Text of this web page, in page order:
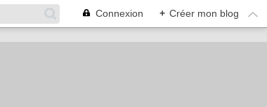
Connexion + Créer mon blog